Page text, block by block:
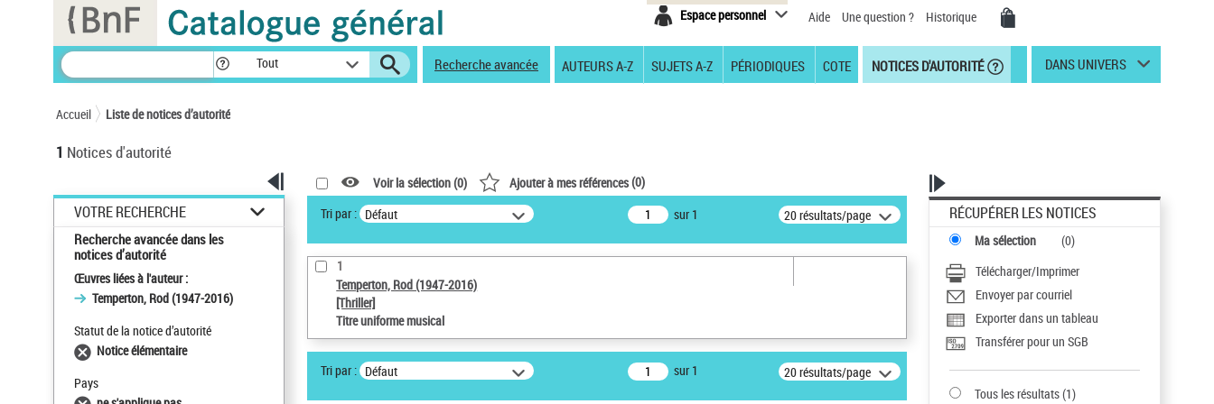
Espace personnel Aide Une question ? Historique
Tout Recherche avancée AUTEURS A-Z SUJETS A-Z PÉRIODIQUES COTE NOTICES D'AUTORITÉ DANS UNIVERS
Accueil Liste de notices d’autorité
1 Notices d'autorité
VOTRE RECHERCHE
Recherche avancée dans les
notices d’autorité
Œuvres liées à l'auteur :
Temperton, Rod (1947-2016)
Statut de la notice d’autorité
Notice élémentaire
Pays
Voir la sélection (0) Ajouter à mes références(0)
Tri par : Défaut sur 1 20 résultats/page
1
Temperton, Rod (1947-2016)
[Thriller]
Titre uniforme musical
Tri par : Défaut sur 1 20 résultats/page
RÉCUPÉRER LES NOTICES
Ma sélection (0)
Télécharger/Imprimer
Envoyer par courriel
Exporter dans un tableau
Transférer pour un SGB
Tous les résultats(1)
Panneau de gestion des cookies